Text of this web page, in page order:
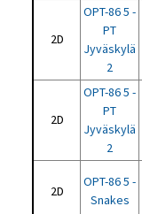
2D
OPT-86 5 -
PT
Jyväskylä
2
2D
OPT-86 5 -
PT
Jyväskylä
2
2D
OPT-86 5 -
Snakes